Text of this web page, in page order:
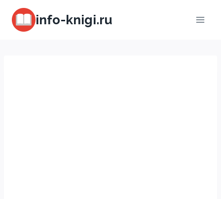
Перейти
содержимому
info-knigi.ru